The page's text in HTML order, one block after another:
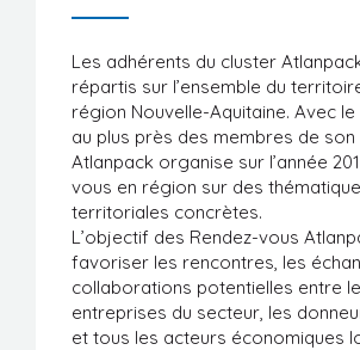
Les adhérents du cluster
répartis sur l’ensemble du
région Nouvelle-Aquitaine. Avec le
au plus près des membres de son
Atlanpack organise sur l’année
vous en région sur des thématique
territoriales concrètes.
L’objectif des Rendez-vous
favoriser les rencontres, les
collaborations potentielles entre
entreprises du secteur, les
et tous les acteurs économiques